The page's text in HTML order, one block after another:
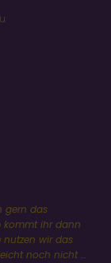
ihr dann
nutzen wir das
noch nicht …